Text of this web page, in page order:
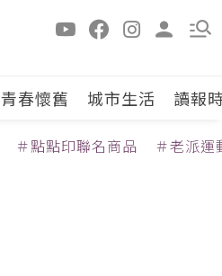
青春懷舊 城市生活 讀報
＃點點印聯名商品 ＃老派運